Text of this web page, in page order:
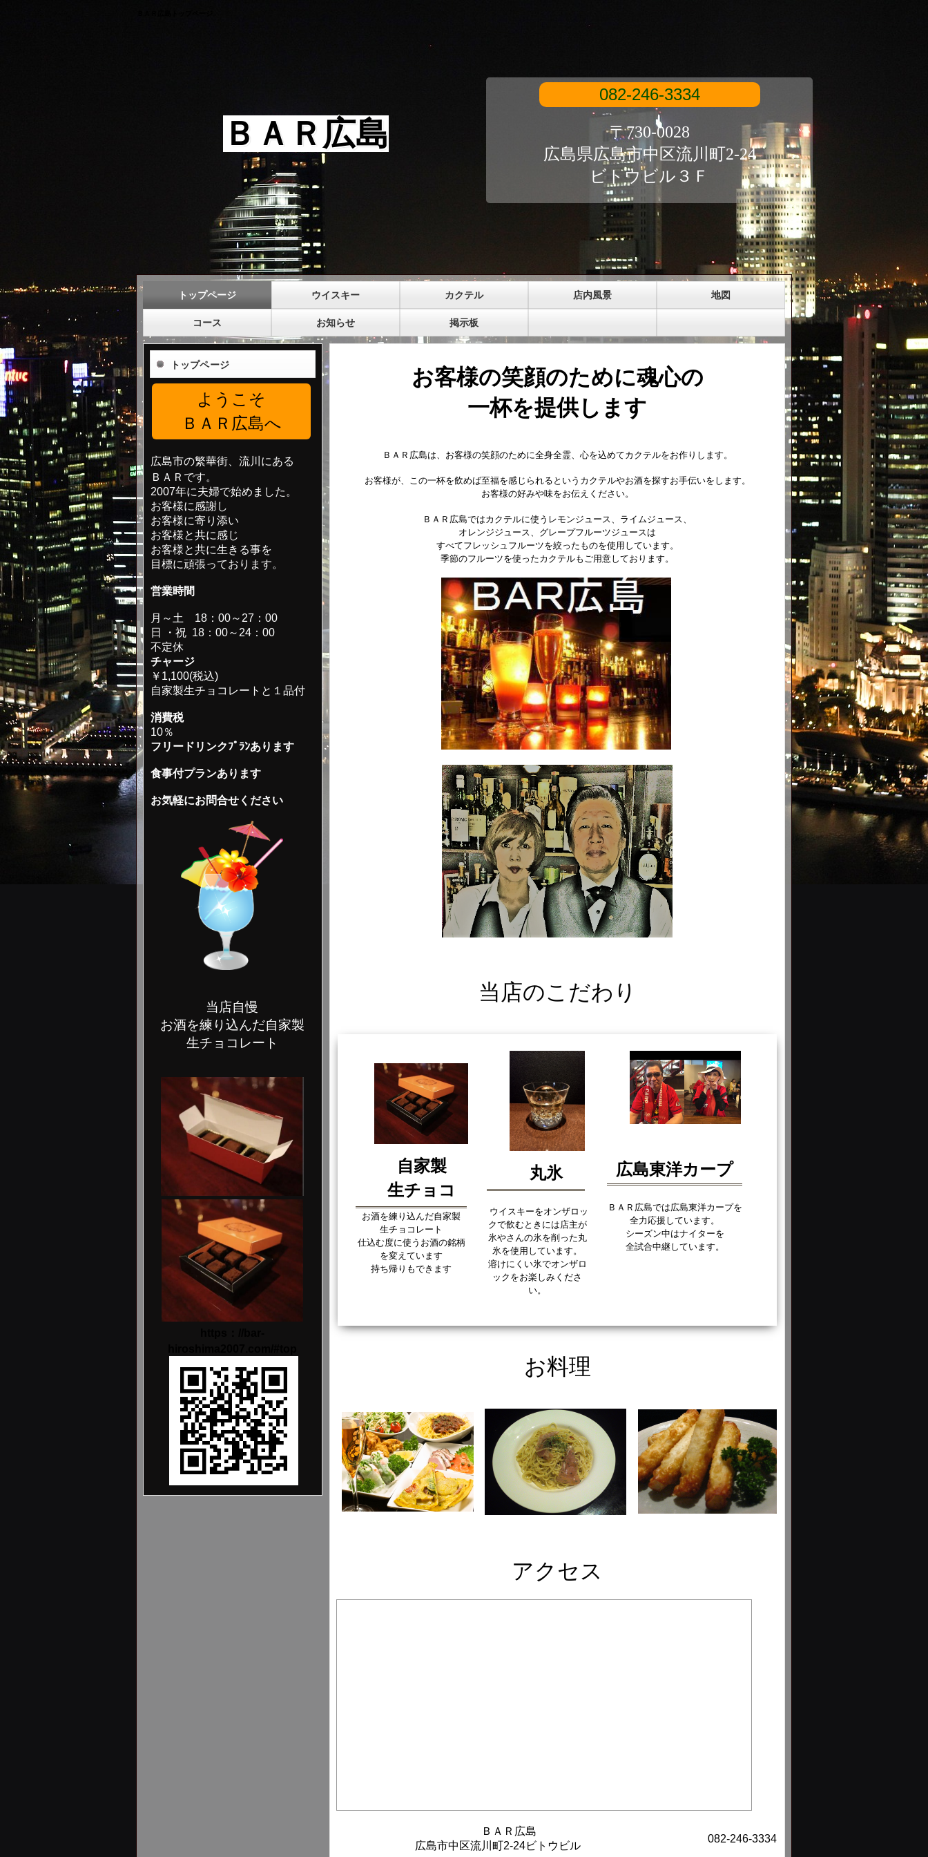
ＢＡＲ広島
082-246-3334
〒730-0028
広島県広島市中区流川町2-24
ビトウビル３Ｆ
トップページ ウイスキー カクテル 店内風景 地図
コース お知らせ 掲示板
トップページ
ようこそ
ＢＡＲ広島へ
広島市の繁華街、流川にある
ＢＡＲです。
2007年に夫婦で始めました。
お客様に感謝し
お客様に寄り添い
お客様と共に感じ
お客様と共に生きる事を
目標に頑張っております。
営業時間
月～土 18：00～27：00
日 ・祝 18：00～24：00
不定休
チャージ
￥1,100(税込)
自家製生チョコレートと１品付
消費税
10％
フリードリンクﾌﾟﾗﾝあります
食事付プランあります
お気軽にお問合せください
当店自慢
お酒を練り込んだ自家製
生チョコレート
お客様の笑顔のために魂心の
一杯を提供します
ＢＡＲ広島は、お客様の笑顔のために全身全霊、心を込めてカクテルをお作りします。
お客様が、この一杯を飲めば至福を感じられるというカクテルやお酒を探すお手伝いをします。
お客様の好みや味をお伝えください。
ＢＡＲ広島ではカクテルに使うレモンジュース、ライムジュース、
オレンジジュース、グレープフルーツジュースは
すべてフレッシュフルーツを絞ったものを使用しています。
季節のフルーツを使ったカクテルもご用意しております。
当店のこだわり
自家製
生チョコ
お酒を練り込んだ自家製
生チョコレート
仕込む度に使うお酒の銘柄
を変えています
持ち帰りもできます
丸氷
ウイスキーをオンザロッ
クで飲むときには店主が
氷やさんの氷を削った丸
氷を使用しています。
溶けにくい氷でオンザロ
ックをお楽しみくださ
い。
広島東洋カープ
ＢＡＲ広島では広島東洋カープを
全力応援しています。
シーズン中はナイターを
全試合中継しています。
お料理
アクセス
ＢＡＲ広島
広島市中区流川町2-24ビトウビル
082-246-3334